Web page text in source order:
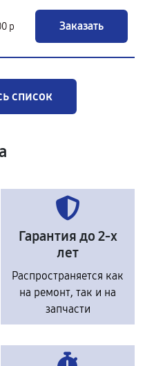
р Заказать
список
Гарантия до 2-х
лет
Распространяется как
на ремонт, так и на
запчасти